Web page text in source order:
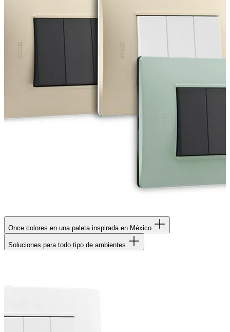
Once colores en una paleta inspirada en México
Soluciones para todo tipo de ambientes